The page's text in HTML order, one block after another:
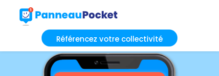
Référencez votre collectivité